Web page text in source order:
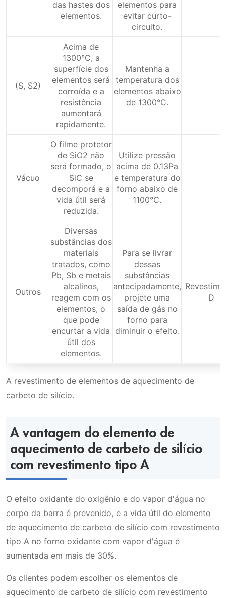
das hastes dos
elementos.
elementos para
evitar curto-
circuito.
(S, S2)
Acima de
1300°C, a
superfície dos
elementos será
corroída e a
resistência
aumentará
rapidamente.
Mantenha a
temperatura dos
elementos abaixo
de 1300°C.
Vácuo
O filme protetor
de SiO2 não
será formado, o
SiC se
decomporá e a
vida útil será
reduzida.
Utilize pressão
acima de 0.13Pa
e temperatura do
forno abaixo de
1100°C.
Outros
Diversas
substâncias dos
materiais
tratados, como
Pb, Sb e metais
alcalinos,
reagem com os
elementos, o
que pode
encurtar a vida
útil dos
elementos.
Para se livrar
dessas
substâncias
antecipadamente,
projete uma
saída de gás no
forno para
diminuir o efeito.
D
A revestimento de elementos de aquecimento de
carbeto de silício.
A vantagem do elemento de
aquecimento de carbeto de silício
com revestimento tipo A
O efeito oxidante do oxigênio e do vapor d'água no
corpo da barra é prevenido, e a vida útil do elemento
de aquecimento de carbeto de silício com revestimento
tipo A no forno oxidante com vapor d'água é
aumentada em mais de 30%.
Os clientes podem escolher os elementos de
aquecimento de carbeto de silício com revestimento